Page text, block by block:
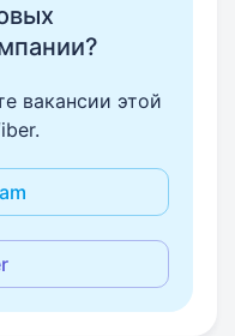
вакансии этой